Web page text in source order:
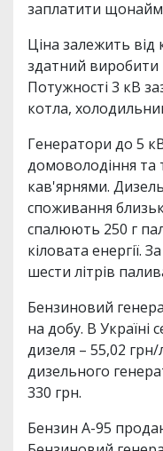
заплатити
Ціна залежить від
здатний виробити
Потужності 3 кВ
котла,
Генератори до 5
домоволодіння та
кав'ярнями.
споживання
спалюють 250 г
кіловата енергії.
шести літрів
Бензиновий
на добу. В Україні
дизеля – 55,02
дизельного
330 грн.
Бензин А-95